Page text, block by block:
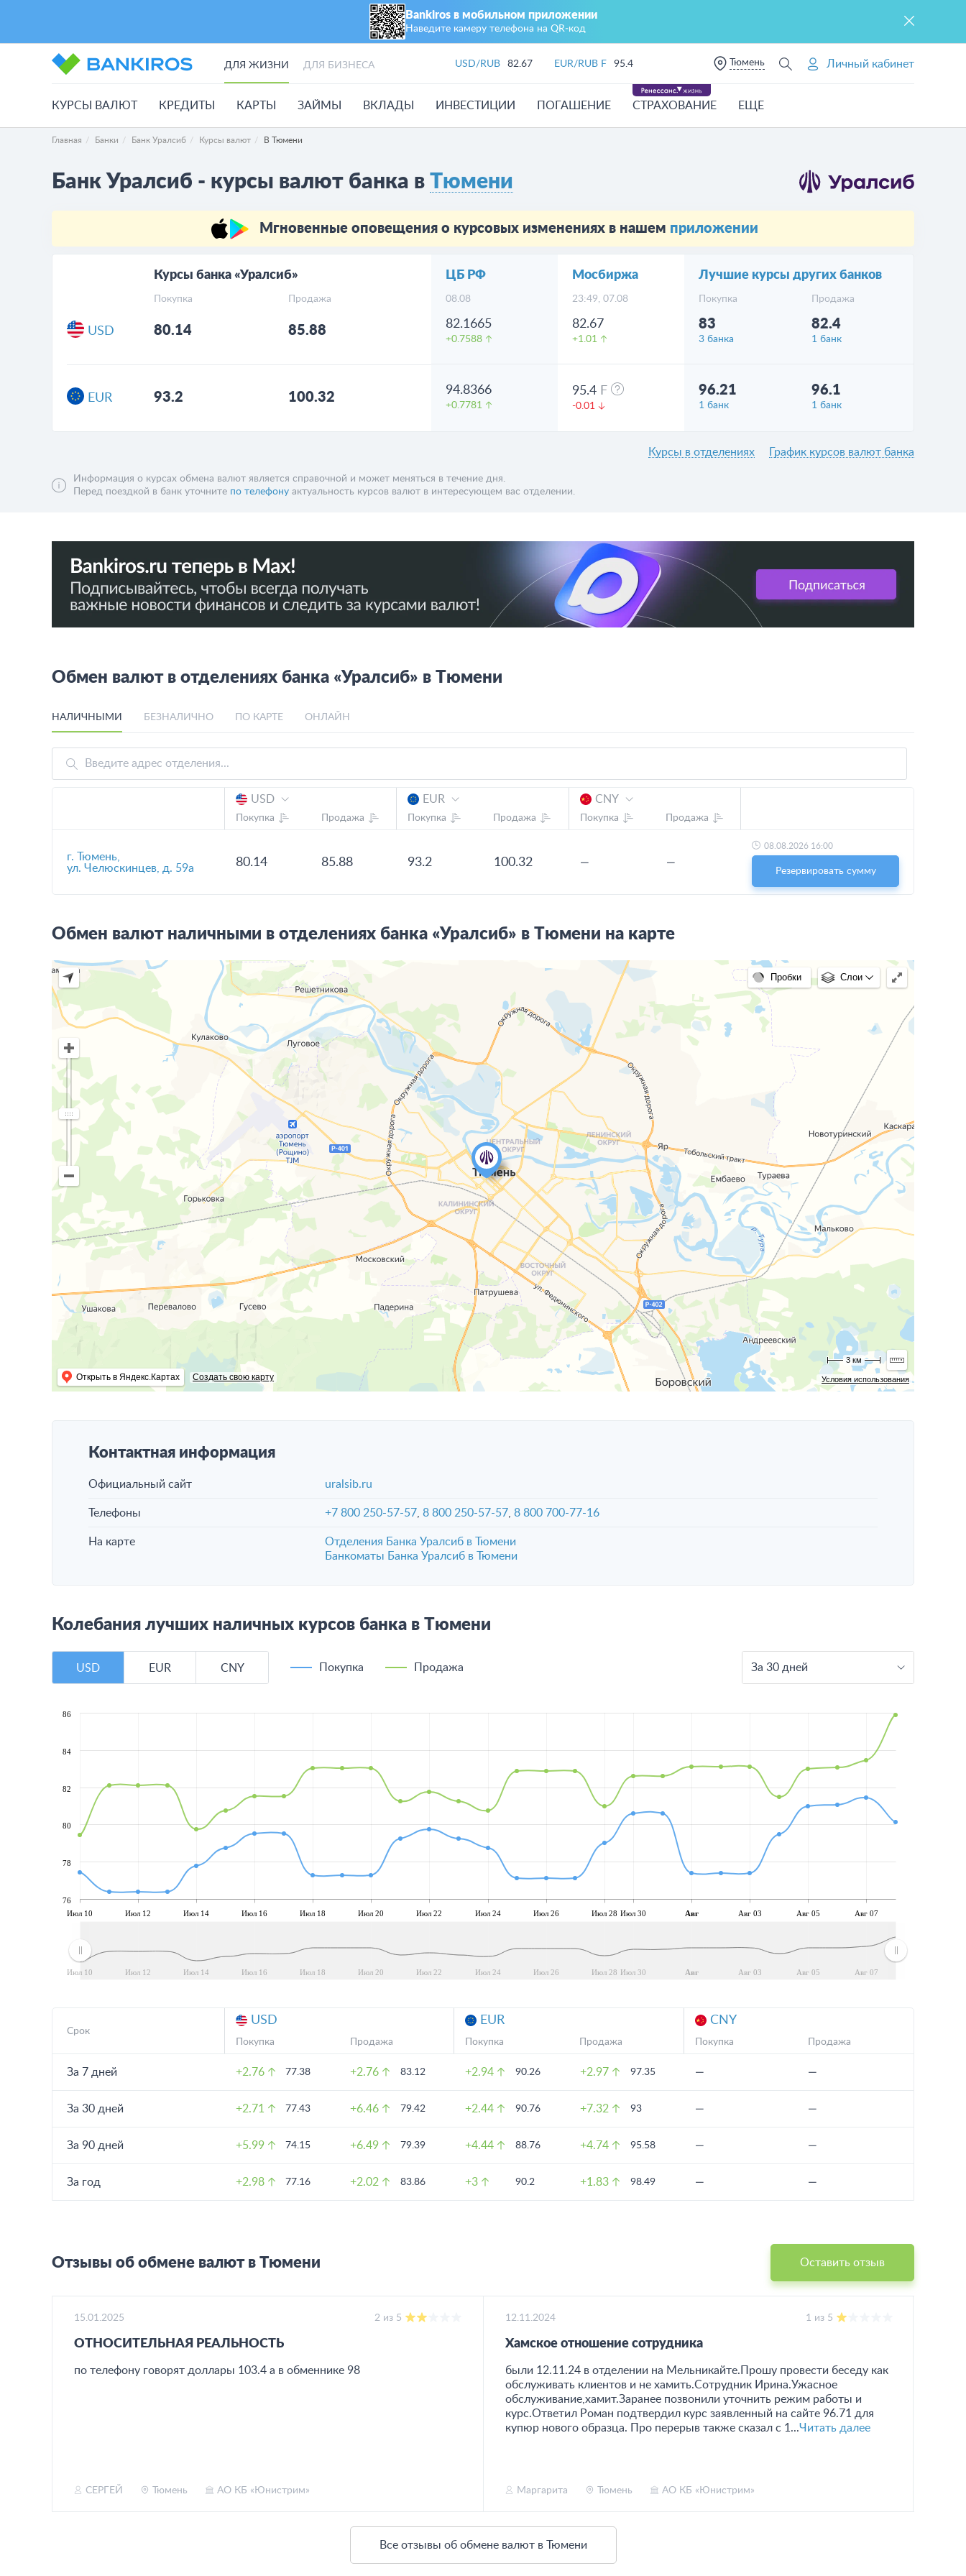
Bankiros в мобильном приложении
Наведите камеру телефона на QR‑код
ДЛЯ ЖИЗНИ ДЛЯ БИЗНЕСА USD/RUB 82.67 EUR/RUB F 95.4 Тюмень Личный кабинет
КУРСЫ ВАЛЮТ КРЕДИТЫ КАРТЫ ЗАЙМЫ ВКЛАДЫ ИНВЕСТИЦИИ ПОГАШЕНИЕ СТРАХОВАНИЕ ЕЩЕ
Главная Банки Банк Уралсиб Курсы валют В Тюмени
Банк Уралсиб - курсы валют банка в Тюмени
Мгновенные оповещения о курсовых изменениях в нашем приложении
Курсы банка «Уралсиб»
Покупка Продажа
USD 80.14 85.88
EUR 93.2 100.32
ЦБ РФ
08.08
82.1665
+0.7588
94.8366
+0.7781
Мосбиржа
23:49, 07.08
82.67
+1.01
95.4 F
-0.01
Лучшие курсы других банков
Покупка Продажа
83
3 банка
82.4
1 банк
96.21
1 банк
96.1
1 банк
Курсы в отделениях График курсов валют банка
Информация о курсах обмена валют является справочной и может меняться в течение дня.
Перед поездкой в банк уточните по телефону актуальность курсов валют в интересующем вас отделении.
Обмен валют в отделениях банка «Уралсиб» в Тюмени
НАЛИЧНЫМИ БЕЗНАЛИЧНО ПО КАРТЕ ОНЛАЙН
USD
Покупка Продажа
EUR
Покупка Продажа
CNY
Покупка Продажа
г. Тюмень,
ул. Челюскинцев, д. 59а
80.14 85.88 93.2 100.32 — —
08.08.2026 16:00
Резервировать сумму
Обмен валют наличными в отделениях банка «Уралсиб» в Тюмени на карте
Условия использования
Открыть в Яндекс.Картах Создать свою карту
Пробки Слои
3 км
Контактная информация
Официальный сайт uralsib.ru
Телефоны +7 800 250-57-57 ,8 800 250-57-57 ,8 800 700-77-16
На карте
Отделения Банка Уралсиб в Тюмени
Банкоматы Банка Уралсиб в Тюмени
Колебания лучших наличных курсов банка в Тюмени
USD EUR CNY Покупка Продажа За 30 дней
Июл 10 Июл 12 Июл 14 Июл 16 Июл 18 Июл 20 Июл 22 Июл 24 Июл 26 Июл 28 Июл 30 Авг Авг 03 Авг 05 Авг 07
Июл 10 Июл 12 Июл 14 Июл 16 Июл 18 Июл 20 Июл 22 Июл 24 Июл 26 Июл 28 Июл 30 Авг Авг 03 Авг 05 Авг 07
76
78
80
82
84
86
Срок
USD
Покупка Продажа
EUR
Покупка Продажа
CNY
Покупка Продажа
За 7 дней +2.76 77.38 +2.76 83.12 +2.94 90.26 +2.97 97.35 — —
За 30 дней +2.71 77.43 +6.46 79.42 +2.44 90.76 +7.32 93 — —
За 90 дней +5.99 74.15 +6.49 79.39 +4.44 88.76 +4.74 95.58 — —
За год +2.98 77.16 +2.02 83.86 +3 90.2 +1.83 98.49 — —
Отзывы об обмене валют в Тюмени Оставить отзыв
15.01.2025 2 из 5
ОТНОСИТЕЛЬНАЯ РЕАЛЬНОСТЬ
по телефону говорят доллары 103.4 а в обменнике 98
СЕРГЕЙ Тюмень АО КБ «Юнистрим»
12.11.2024 1 из 5
Хамское отношение сотрудника
были 12.11.24 в отделении на Мельникайте.Прошу провести беседу как
обслуживать клиентов и не хамить.Сотрудник Ирина.Ужасное
обслуживание,хамит.Заранее позвонили уточнить режим работы и
курс.Ответил Роман подтвердил курс заявленный на сайте 96.71 для
купюр нового образца. Про перерыв также сказал с 1...Читать далее
Маргарита Тюмень АО КБ «Юнистрим»
Все отзывы об обмене валют в Тюмени